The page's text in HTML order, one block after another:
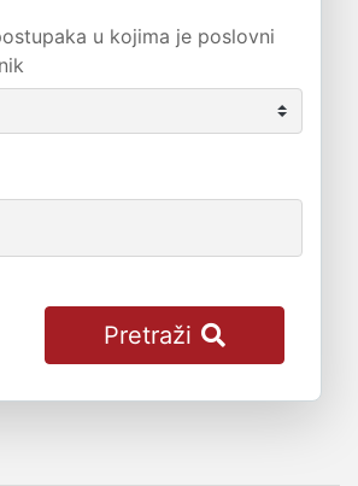
u kojima je poslovni
Pretraži